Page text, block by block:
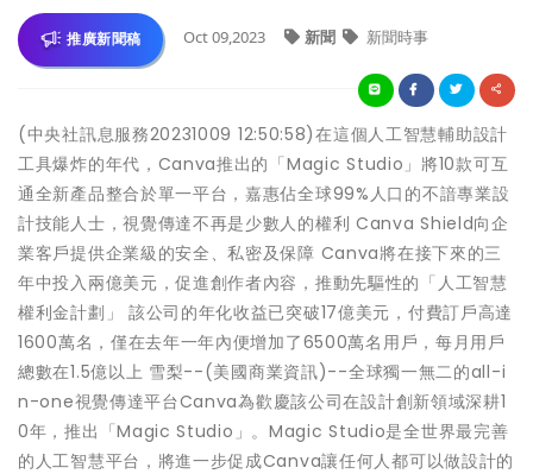
推廣新聞稿 Oct 09,2023 新聞 新聞時事
(中央社訊息服務20231009 12:50:58)在這個人工智慧輔助設計
工具爆炸的年代，Canva推出的「Magic Studio」將10款可互
通全新產品整合於單一平台，嘉惠佔全球99%人口的不諳專業設
計技能人士，視覺傳達不再是少數人的權利 Canva Shield向企
業客戶提供企業級的安全、私密及保障 Canva將在接下來的三
年中投入兩億美元，促進創作者內容，推動先驅性的「人工智慧
權利金計劃」 該公司的年化收益已突破17億美元，付費訂戶高達
1600萬名，僅在去年一年內便增加了6500萬名用戶，每月用戶
總數在1.5億以上 雪梨--(美國商業資訊)--全球獨一無二的all-i
n-one視覺傳達平台Canva為歡慶該公司在設計創新領域深耕1
0年，推出「Magic Studio」。Magic Studio是全世界最完善
的人工智慧平台，將進一步促成Canva讓任何人都可以做設計的